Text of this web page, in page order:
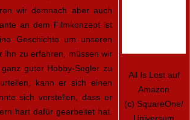
All Is Lost auf
Amazon
(c) SquareOne/
wir demnach aber auch
an dem Filmkonzept ist
Geschichte um unseren
ihn zu erfahren, müssen wir
guter Hobby-Segler zu
kann er sich einen
sich vorstellen, dass er
hart dafür gearbeitet hat.